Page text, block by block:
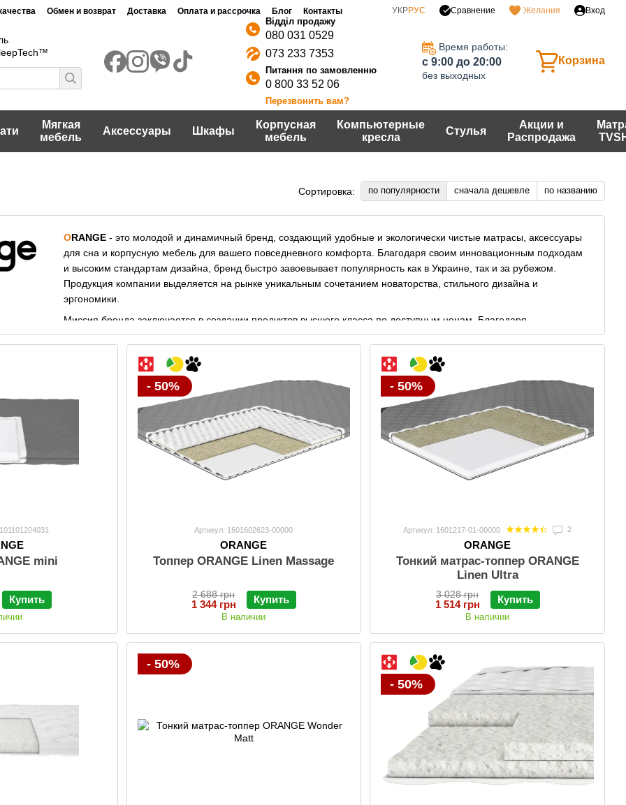
Обмен и возврат Доставка Оплата и рассрочка Блог
Контакты
Договор публичной оферты
УКРРУС Сравнение Желания Вход
080 031 0529
073 233 7353
0 800 33 52 06
Перезвонить вам?
Время работы:
c 9:00 до 20:00
без выходных
Корзина
Мягкая
мебель
Аксессуары Шкафы
Корпусная
мебель
Компьютерные
кресла
Стулья
Акции и
Распродажа
Сортировка: по популярности сначала дешевле по названию
ORANGE - это молодой и динамичный бренд, создающий удобные и экологически чистые матрасы, аксессуары
для сна и корпусную мебель для вашего повседневного комфорта. Благодаря своим инновационным подходам
и высоким стандартам дизайна, бренд быстро завоевывает популярность как в Украине, так и за рубежом.
Продукция компании выделяется на рынке уникальным сочетанием новаторства, стильного дизайна и
эргономики.
Миссия бренда заключается в создании продуктов высшего класса по доступным ценам. Благодаря
собственному производству в Украине торговая марка ORANGE может предложить оптимальную цену на свою
Программа лояльности бренда предлагает регулярные акции, скидки от -10% до -70%, а также интересные
подарки. Это всего лишь часть выражения благодарности и заботы компании ORANGE как к постоянным, так и
новым клиентам. С матрасами и мебелью от компании вы получите не просто товар, а особый опыт, где каждый
элемент создан для вашего максимального комфорта.
mini
Купить
- 50%
Артикул: 1601602623-00000
ORANGE
Топпер ORANGE Linen Massage
2 688 грн
1 344 грн Купить
В наличии
- 50%
Артикул: 1601217-01-00000 2
ORANGE
Тонкий матрас-топпер ORANGE
Linen Ultra
3 028 грн
1 514 грн Купить
В наличии
- 50%
- 50%